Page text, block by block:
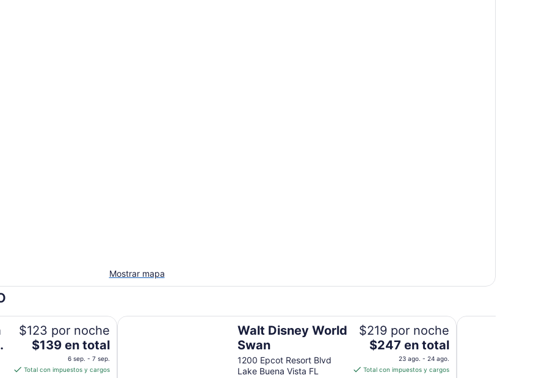
Mostrar mapa
$123 por noche
El
es
$139 en total
6 sep. - 7 sep.
Total con impuestos y cargos
Walt Disney World
Swan
1200 Epcot Resort Blvd
Lake Buena Vista FL
$219 por noche
El
es
$247 en total
23 ago. - 24 ago.
Total con impuestos y cargos
Walt Disney World Swan Universal's